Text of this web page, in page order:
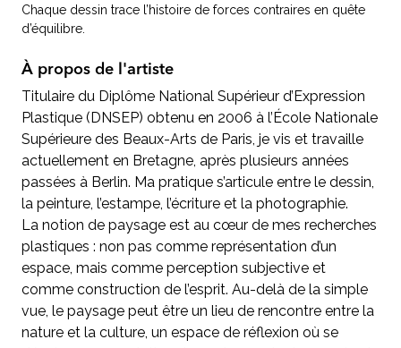
Chaque dessin trace l’histoire de forces contraires en quête
d’équilibre.
À propos de l'artiste
Titulaire du Diplôme National Supérieur d’Expression
Plastique (DNSEP) obtenu en 2006 à l’École Nationale
Supérieure des Beaux-Arts de Paris, je vis et travaille
actuellement en Bretagne, après plusieurs années
passées à Berlin. Ma pratique s’articule entre le dessin,
la peinture, l’estampe, l’écriture et la photographie.
La notion de paysage est au cœur de mes recherches
plastiques : non pas comme représentation d’un
espace, mais comme perception subjective et
comme construction de l’esprit. Au-delà de la simple
vue, le paysage peut être un lieu de rencontre entre la
nature et la culture, un espace de réflexion où se